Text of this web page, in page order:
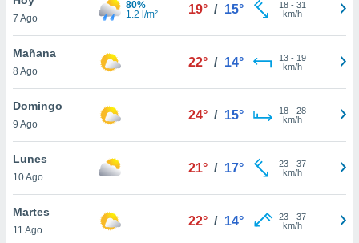
en
más
nuestra
de
7 Ago
80%
1.2 l/m²
19° / 15° 18- 31
km/h
Mañana
8 Ago
22° / 14° 13- 19
km/h
Domingo
9 Ago
24° / 15° 18- 28
km/h
Lunes
10 Ago
21° / 17° 23- 37
km/h
Martes
11 Ago
22° / 14° 23- 37
km/h